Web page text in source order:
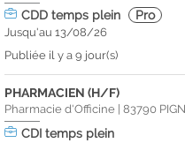
CDDtemps plein Pro
Jusqu'au 13/08/26
Publiée il y a 9 jour(s)
PHARMACIEN (H/F)
Pharmacie d'Officine |83790
CDItemps plein